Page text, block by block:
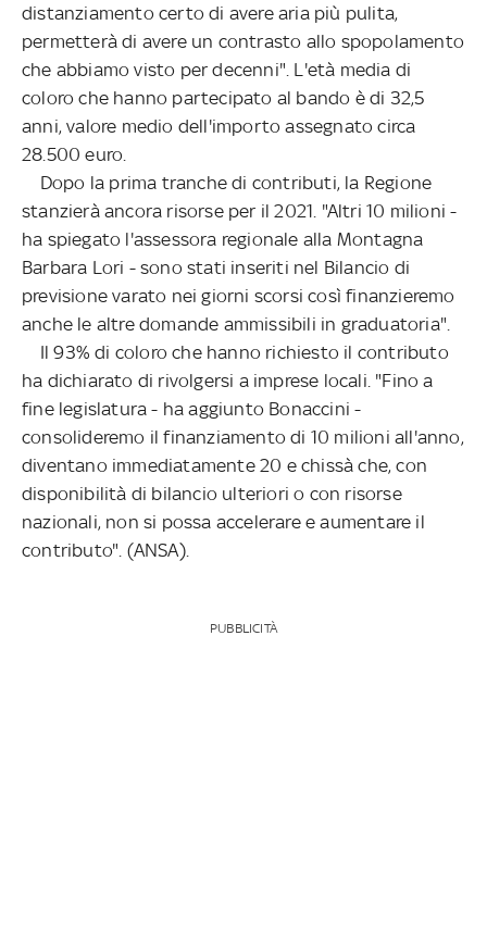
distanziamento certo di avere aria più pulita,
permetterà di avere un contrasto allo spopolamento
che abbiamo visto per decenni". L'età media di
coloro che hanno partecipato al bando è di 32,5
anni, valore medio dell'importo assegnato circa
28.500 euro.
Dopo la prima tranche di contributi, la Regione
stanzierà ancora risorse per il 2021. "Altri 10 milioni -
ha spiegato l'assessora regionale alla Montagna
Barbara Lori - sono stati inseriti nel Bilancio di
previsione varato nei giorni scorsi così finanzieremo
anche le altre domande ammissibili in graduatoria".
Il 93% di coloro che hanno richiesto il contributo
ha dichiarato di rivolgersi a imprese locali. "Fino a
fine legislatura - ha aggiunto Bonaccini -
consolideremo il finanziamento di 10 milioni all'anno,
diventano immediatamente 20 e chissà che, con
disponibilità di bilancio ulteriori o con risorse
nazionali, non si possa accelerare e aumentare il
contributo". (ANSA).
PUBBLICITÀ